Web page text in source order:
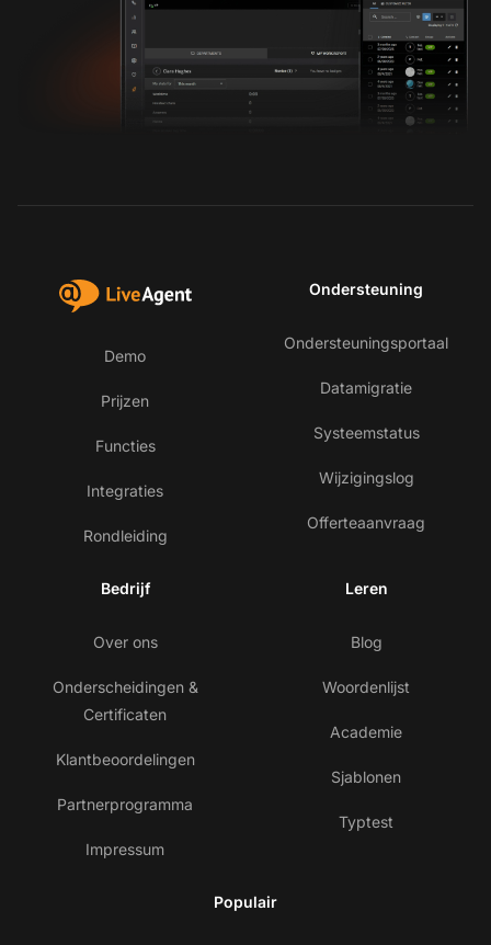
Demo
Prijzen
Functies
Integraties
Rondleiding
Ondersteuning
Ondersteuningsportaal
Datamigratie
Systeemstatus
Wijzigingslog
Offerteaanvraag
Bedrijf
Over ons
Onderscheidingen &
Certificaten
Klantbeoordelingen
Partnerprogramma
Impressum
Leren
Blog
Woordenlijst
Academie
Sjablonen
Typtest
Populair